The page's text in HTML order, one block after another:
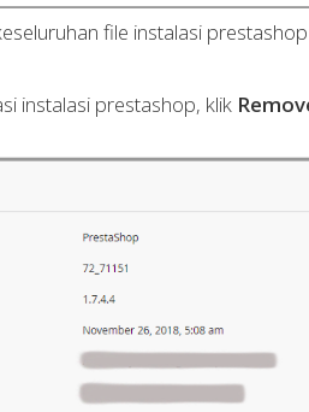
file instalasi prestashop
instalasi prestashop, klik